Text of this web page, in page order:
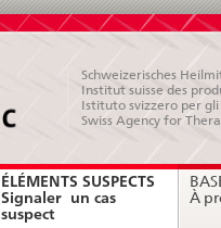
Schweizerisches
Institut suisse des
Istituto svizzero per
Swiss Agency for
ÉLÉMENTS SUSPECTS
Signaler un cas
suspectcurrent
À